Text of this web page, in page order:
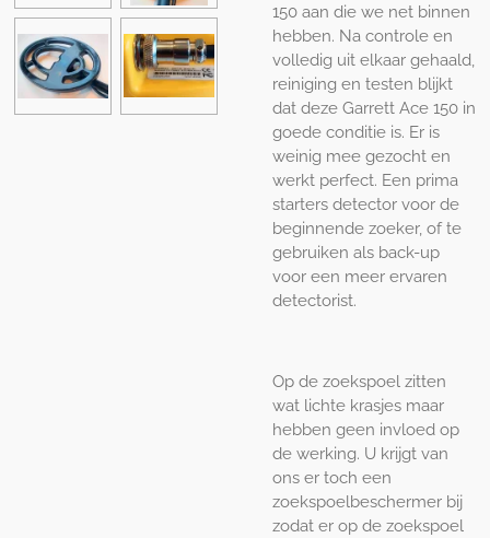
150 aan die we net binnen
hebben. Na controle en
volledig uit elkaar gehaald,
reiniging en testen blijkt
dat deze Garrett Ace 150 in
goede conditie is. Er is
weinig mee gezocht en
werkt perfect. Een prima
starters detector voor de
beginnende zoeker, of te
gebruiken als back-up
voor een meer ervaren
detectorist.
Op de zoekspoel zitten
wat lichte krasjes maar
hebben geen invloed op
de werking. U krijgt van
ons er toch een
zoekspoelbeschermer bij
zodat er op de zoekspoel